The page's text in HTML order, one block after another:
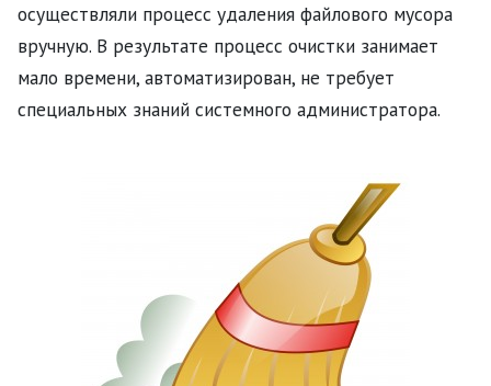
осуществляли процесс удаления файлового мусора
вручную. В результате процесс очистки занимает
мало времени, автоматизирован, не требует
специальных знаний системного администратора.